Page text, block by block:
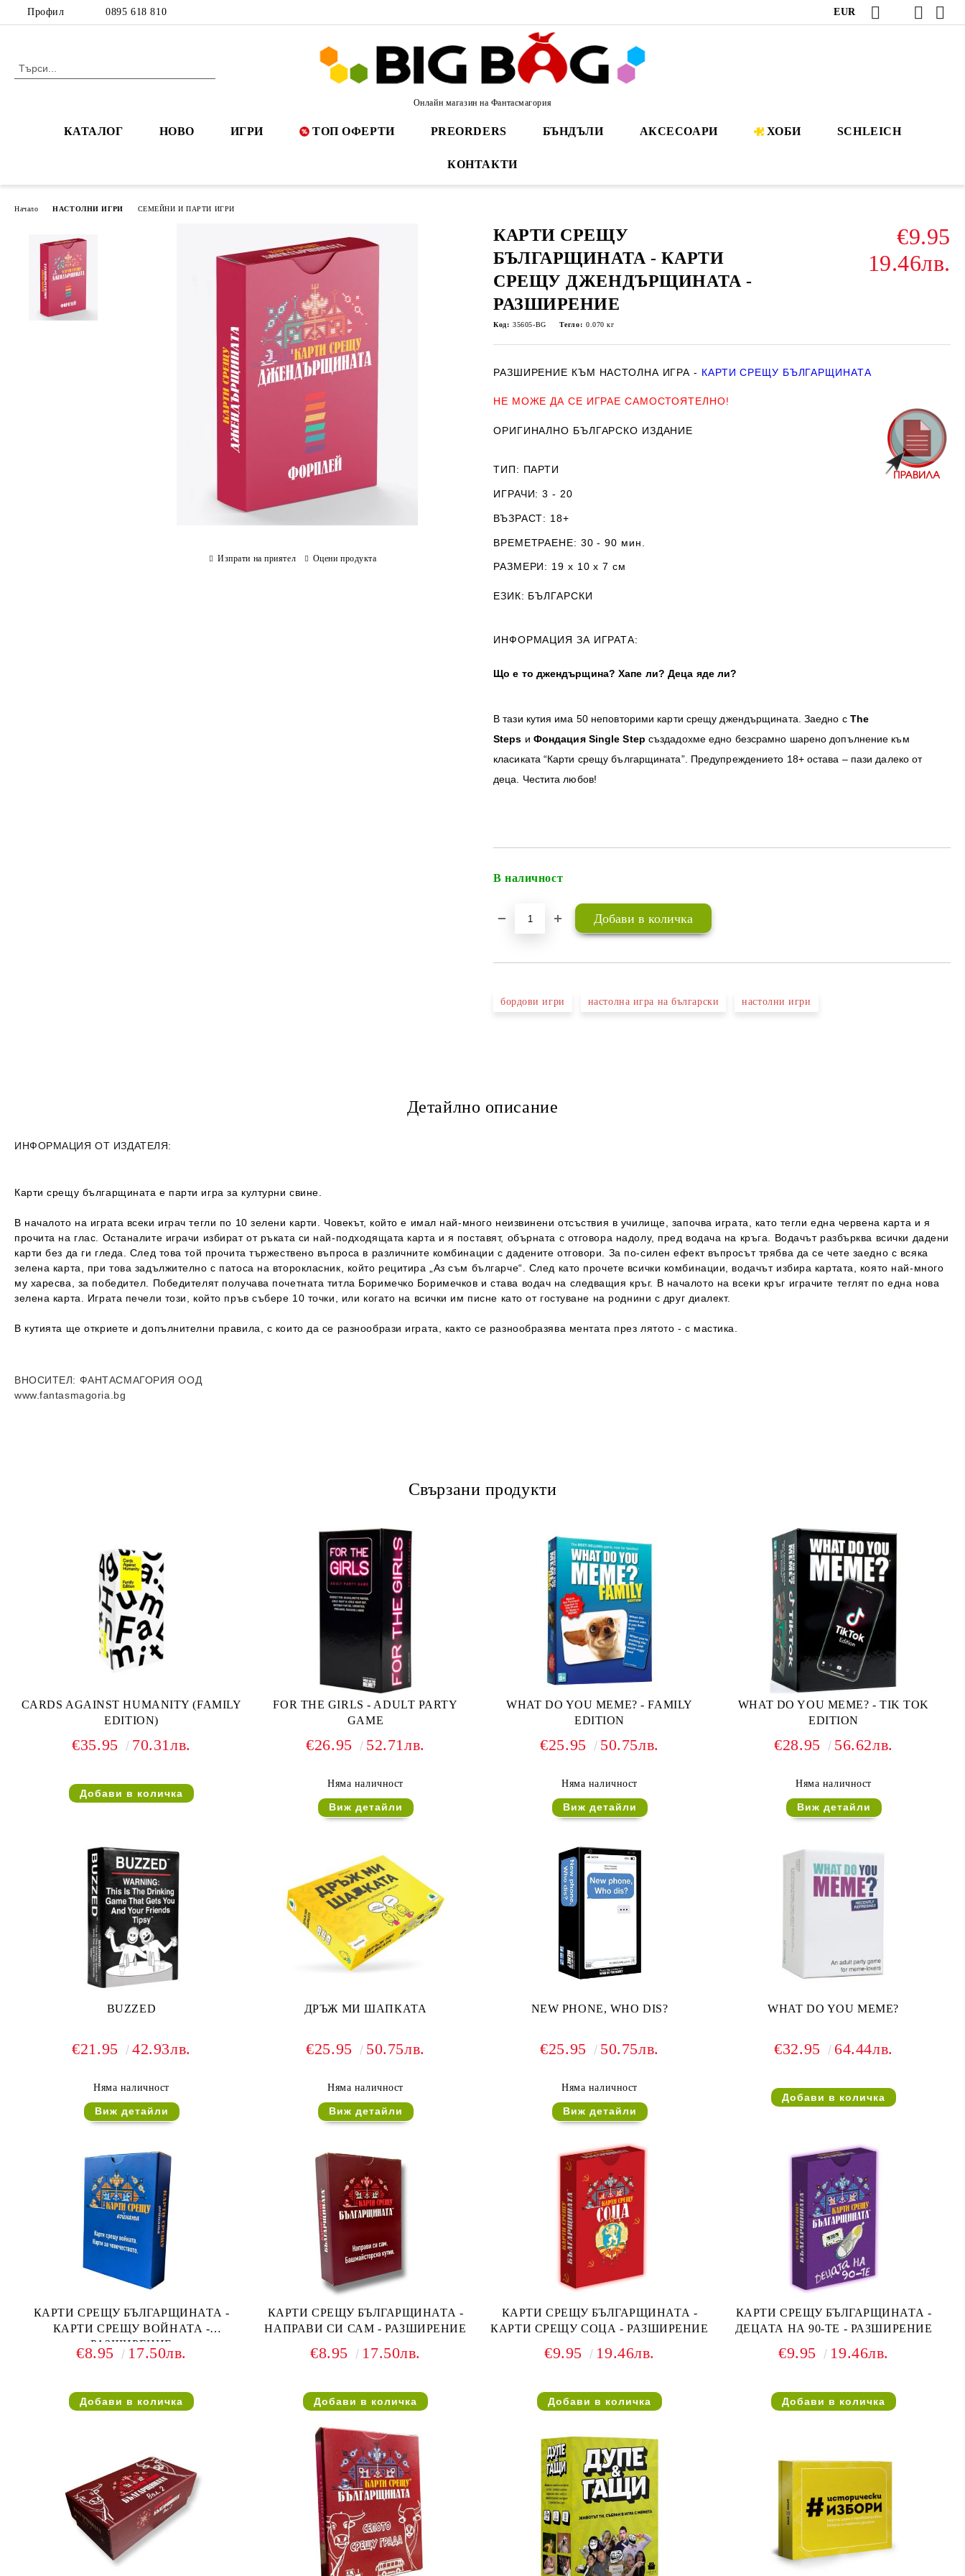
Профил 0895 618 810 EUR
Онлайн магазин на Фантасмагория
КАТАЛОГ НОВО ИГРИ ТОП ОФЕРТИ PREORDERS БЪНДЪЛИ АКСЕСОАРИ ХОБИ SCHLEICH
КОНТАКТИ
Начало НАСТОЛНИ ИГРИ СЕМЕЙНИ И ПАРТИ ИГРИ
КАРТИ СРЕЩУ
БЪЛГАРЩИНАТА - КАРТИ
СРЕЩУ ДЖЕНДЪРЩИНАТА -
РАЗШИРЕНИЕ
€9.95
19.46лв.
Код: 35605-BG Тегло: 0.070 кг
РАЗШИРЕНИЕ КЪМ НАСТОЛНА ИГРА - КАРТИ СРЕЩУ БЪЛГАРЩИНАТА
НЕ МОЖЕ ДА СЕ ИГРАЕ САМОСТОЯТЕЛНО!
ОРИГИНАЛНО БЪЛГАРСКО ИЗДАНИЕ
ТИП: ПАРТИ
ИГРАЧИ: 3 - 20
ВЪЗРАСТ: 18+
ВРЕМЕТРАЕНЕ: 30 - 90 мин.
РАЗМЕРИ: 19 х 10 х 7 см
ЕЗИК: БЪЛГАРСКИ
ИНФОРМАЦИЯ ЗА ИГРАТА:
Що е то джендърщина? Хапе ли? Деца яде ли?
В тази кутия има 50 неповторими карти срещу джендърщината. Заедно с The
Steps и Фондация Single Step създадохме едно безсрамно шарено допълнение към
класиката “Карти срещу българщината”. Предупреждението 18+ остава – пази далеко от
деца. Честита любов!
В наличност
бордови игри настолна игра на български настолни игри
Изпрати на приятел Оцени продукта
Детайлно описание
ИНФОРМАЦИЯ ОТ ИЗДАТЕЛЯ:
Карти срещу българщината е парти игра за културни свине.
В началото на играта всеки играч тегли по 10 зелени карти. Човекът, който е имал най-много неизвинени отсъствия в училище, започва играта, като тегли една червена карта и я
прочита на глас. Останалите играчи избират от ръката си най-подходящата карта и я поставят, обърната с отговора надолу, пред водача на кръга. Водачът разбърква всички дадени
карти без да ги гледа. След това той прочита тържествено въпроса в различните комбинации с дадените отговори. За по-силен ефект въпросът трябва да се чете заедно с всяка
зелена карта, при това задължително с патоса на второкласник, който рецитира „Аз съм българче“. След като прочете всички комбинации, водачът избира картата, която най-много
му харесва, за победител. Победителят получава почетната титла Боримечко Боримечков и става водач на следващия кръг. В началото на всеки кръг играчите теглят по една нова
зелена карта. Играта печели този, който пръв събере 10 точки, или когато на всички им писне като от гостуване на роднини с друг диалект.
В кутията ще откриете и допълнителни правила, с които да се разнообрази играта, както се разнообразява ментата през лятото - с мастика.
ВНОСИТЕЛ: ФАНТАСМАГОРИЯ ООД
www.fantasmagoria.bg
Свързани продукти
CARDS AGAINST HUMANITY (FAMILY
EDITION)
€35.95 70.31лв.
FOR THE GIRLS - ADULT PARTY
GAME
€26.95 52.71лв.
Няма наличност
Виж детайли
WHAT DO YOU MEME? - FAMILY
EDITION
€25.95 50.75лв.
Няма наличност
Виж детайли
WHAT DO YOU MEME? - TIK TOK
EDITION
€28.95 56.62лв.
Няма наличност
Виж детайли
BUZZED
€21.95 42.93лв.
Няма наличност
Виж детайли
ДРЪЖ МИ ШАПКАТА
€25.95 50.75лв.
Няма наличност
Виж детайли
NEW PHONE, WHO DIS?
€25.95 50.75лв.
Няма наличност
Виж детайли
WHAT DO YOU MEME?
€32.95 64.44лв.
КАРТИ СРЕЩУ БЪЛГАРЩИНАТА -
КАРТИ СРЕЩУ ВОЙНАТА -
РАЗШИРЕНИЕ
€8.95 17.50лв.
КАРТИ СРЕЩУ БЪЛГАРЩИНАТА -
НАПРАВИ СИ САМ - РАЗШИРЕНИЕ
€8.95 17.50лв.
КАРТИ СРЕЩУ БЪЛГАРЩИНАТА -
КАРТИ СРЕЩУ СОЦА - РАЗШИРЕНИЕ
€9.95 19.46лв.
КАРТИ СРЕЩУ БЪЛГАРЩИНАТА -
ДЕЦАТА НА 90-ТЕ - РАЗШИРЕНИЕ
€9.95 19.46лв.